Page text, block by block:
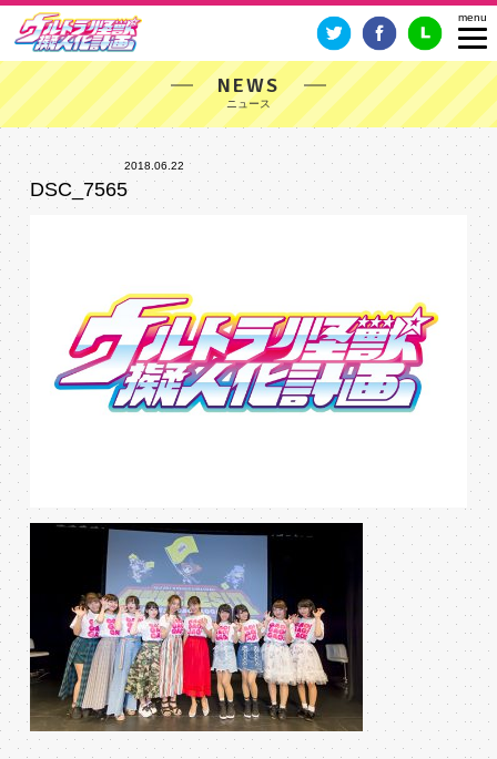
NEWS
2018.06.22
DSC_7565